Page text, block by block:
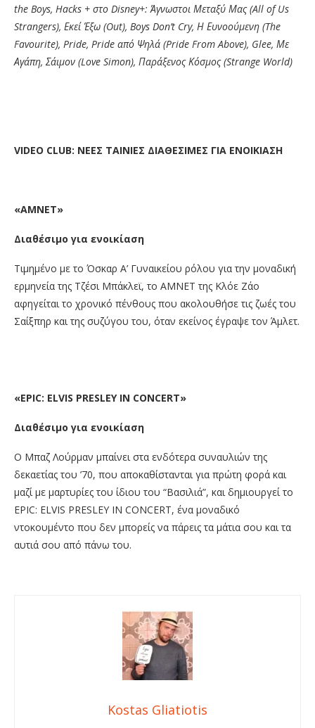
the Boys, Hacks + στο Disney+:Άγνωστοι Μεταξύ Μας(All of Us
Strangers), Εκεί Έξω (Out), Boys Don’t Cry, Η Ευνοούμενη (The
Favourite), Pride, Pride από Ψηλά (Pride From Above), Glee, Με
Αγάπη,Σάιμον (Love Simon), Παράξενος Κόσμος(Strange World)
VIDEO CLUB: ΝΕΕΣ ΤΑΙΝΙΕΣ ΔΙΑΘΕΣΙΜΕΣ ΓΙΑ ΕΝΟΙΚΙΑΣΗ
«ΑΜΝΕΤ»
Διαθέσιμο για ενοικίαση
Τιμημένο με το Όσκαρ Α’ Γυναικείου ρόλου για την μοναδική
ερμηνεία της Τζέσι Μπάκλεϊ, το ΑΜΝΕΤ της Κλόε Ζάο
αφηγείται το χρονικό πένθους που ακολουθήσε τις ζωές του
Σαίξπηρ και της συζύγου του, όταν εκείνος έγραψε τον Άμλετ.
«EPIC: ELVIS PRESLEY IN CONCERT»
Διαθέσιμο για ενοικίαση
Ο Μπαζ Λούρμαν μπαίνει στα ενδότερα συναυλιών της
δεκαετίας του ’70, που αποκαθίστανται για πρώτη φορά και
μαζί με μαρτυρίες του ίδιου του “Βασιλιά”, και δημιουργεί το
EPIC: ELVIS PRESLEY IN CONCERT, ένα μοναδικό
ντοκουμέντο που δεν μπορείς να πάρεις τα μάτια σου και τα
αυτιά σου από πάνω του. ​
Kostas Gliatiotis